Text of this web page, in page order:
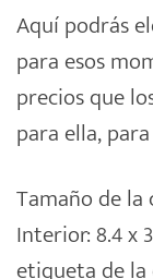
Aquí podrás
para esos
precios que
para ella,
Tamaño de la
Interior: 8.4 x
etiqueta de